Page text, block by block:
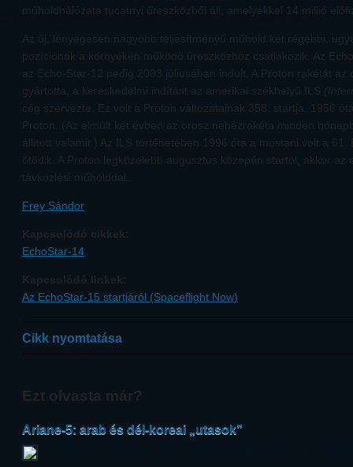
műholdhálózata tucatnyi űreszközből áll, amelyekkel 14 millió
Az új, lényegesen nagyobb teljesítményű műhold két régebbi,
pozíciónak a környékén működő űreszközhöz csatlakozik. Az
az Echo-Star-12 pedig 2003 júliusában indult. A Proton rakétát az
gyártotta, a kereskedelmi indítást az amerikai székhelyű ILS
cég szervezte. Ez volt a Proton változatainak 358. startja, 1956
Proton. (Az elmúlt két évben az orosz nehézrakéta minden
állított valamit.) Az ILS történetében 1996 óta a mostani volt a
ötödik. A Proton legközelebb augusztus közepén startol, akkor az
távközlési műholddal.
Frey Sándor
Kapcsolódó cikkek:
EchoStar-14
Kapcsolódó linkek:
Az EchoStar-15 startjáról (Spaceflight Now)
Cikk nyomtatása
Ezt olvasta már?
Ariane-5: arab és dél-koreai „utasok”